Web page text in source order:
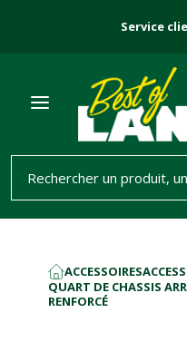
Service
ACCUEIL
ACCESSOIRES
QUART DE CHASSIS
RENFORCÉ